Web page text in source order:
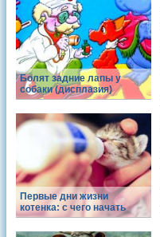
Болят задние лапы у
собаки (дисплазия)
Первые дни жизни
котенка: с чего начать